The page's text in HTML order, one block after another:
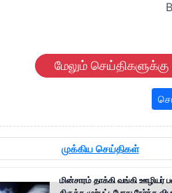
மேலும்
முக்கிய செய்திகள்
மின்சாரம் தாக்கி வங்கி ஊழியர்